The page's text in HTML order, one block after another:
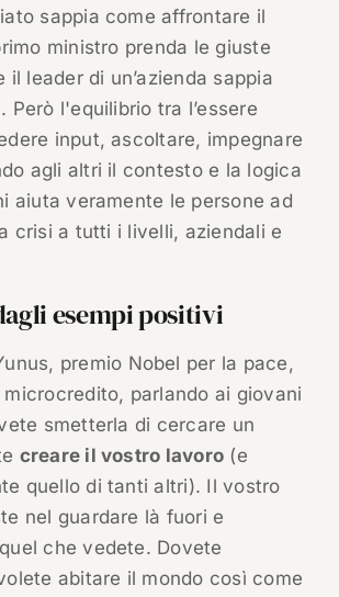
sappia come affrontare il
ministro prenda le giuste
il leader di un’azienda sappia
Però l'equilibrio tra l’essere
input, ascoltare, impegnare
agli altri il contesto e la logica
aiuta veramente le persone ad
crisi a tutti i livelli, aziendali e
esempi positivi
premio Nobel per la pace,
parlando ai giovani
smetterla di cercare un
creare il vostro lavoro (e
quello di tanti altri). Il vostro
nel guardare là fuori e
che vedete. Dovete
abitare il mondo così come